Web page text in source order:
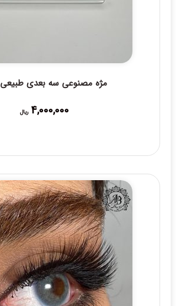
مژه مصنوعی سه بعدی طبیعی 0007
4,000,000 ریال